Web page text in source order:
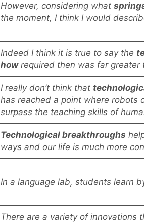
However, considering what
the moment, I think I would
Indeed I think it is true to say the
howrequired then was far greater
I really don’t think that
has reached a point where robots
surpass the teaching skills of
Technological breakthroughs
ways and our life is much more
In a language lab, students learn
There are a variety of innovations